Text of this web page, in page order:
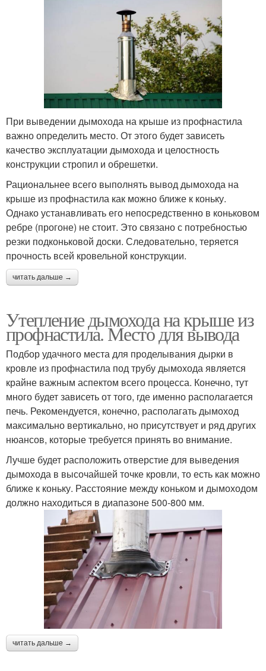
При выведении дымохода на крыше из профнастила
важно определить место. От этого будет зависеть
качество эксплуатации дымохода и целостность
конструкции стропил и обрешетки.
Рациональнее всего выполнять вывод дымохода на
крыше из профнастила как можно ближе к коньку.
Однако устанавливать его непосредственно в коньковом
ребре (прогоне) не стоит. Это связано с потребностью
резки подконьковой доски. Следовательно, теряется
прочность всей кровельной конструкции.
читать дальше →
Утепление дымохода на крыше из
профнастила. Место для вывода
Подбор удачного места для проделывания дырки в
кровле из профнастила под трубу дымохода является
крайне важным аспектом всего процесса. Конечно, тут
много будет зависеть от того, где именно располагается
печь. Рекомендуется, конечно, располагать дымоход
максимально вертикально, но присутствует и ряд других
нюансов, которые требуется принять во внимание.
Лучше будет расположить отверстие для выведения
дымохода в высочайшей точке кровли, то есть как можно
ближе к коньку. Расстояние между коньком и дымоходом
должно находиться в диапазоне 500-800 мм.
читать дальше →